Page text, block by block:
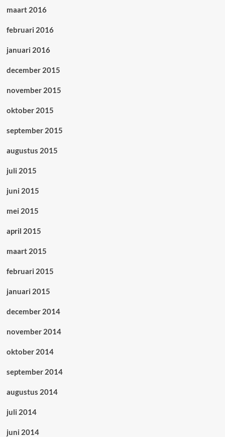
maart 2016
februari 2016
januari 2016
december 2015
november 2015
oktober 2015
september 2015
augustus 2015
juli 2015
juni 2015
mei 2015
april 2015
maart 2015
februari 2015
januari 2015
december 2014
november 2014
oktober 2014
september 2014
augustus 2014
juli 2014
juni 2014